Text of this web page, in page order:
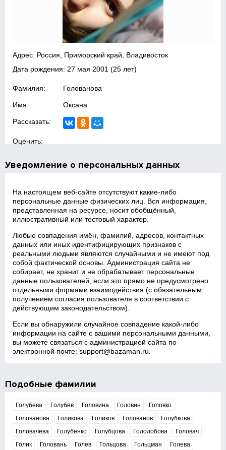
Адрес: Россия, Приморский край, Владивосток
Дата рождения: 27 мая 2001 (25 лет)
Фамилия: Голованова
Имя: Оксана
Рассказать:
Оценить:
Уведомление о персональных данных
На настоящем веб‑сайте отсутствуют какие‑либо
персональные данные физических лиц. Вся информация,
представленная на ресурсе, носит обобщённый,
иллюстративный или тестовый характер.
Любые совпадения имён, фамилий, адресов, контактных
данных или иных идентифицирующих признаков с
реальными людьми являются случайными и не имеют под
собой фактической основы. Администрация сайта не
собирает, не хранит и не обрабатывает персональные
данные пользователей, если это прямо не предусмотрено
отдельными формами взаимодействия (с обязательным
получением согласия пользователя в соответствии с
действующим законодательством).
Если вы обнаружили случайное совпадение какой‑либо
информации на сайте с вашими персональными данными,
вы можете связаться с администрацией сайта по
электронной почте:support@bazaman.ru
Подобные фамилии
Голубева Голубев Головина Головин
Головко
Голованова
Голикова Голиков Голованов
Голубкова
Головачева
Голубенко Голубцова Гололобова
Головач
Голик
Головань Голев Гольцова Гольцман Голева